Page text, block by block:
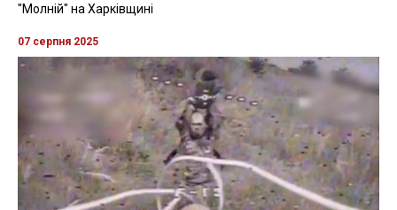
"Молній" на Харківщині
07 серпня 2025